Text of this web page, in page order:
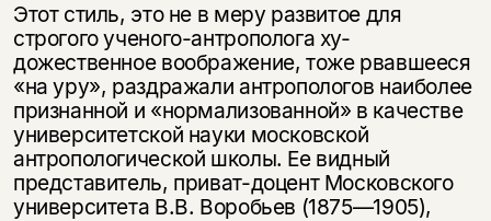
Этот стиль, это не в меру развитое для
строгого ученого-антрополога ху­
дожественное воображение, тоже рвавшееся
«на уру», раздражали антропо­логов наиболее
признанной и «нормализованной» в качестве
университетской науки московской
антропологической школы. Ее видный
представитель, при­ват-доцент Московского
университета В.В. Воробьев (1875—1905),